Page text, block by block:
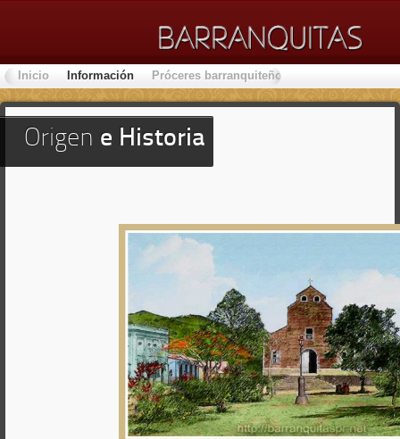
Inicio Información Próceres barranquiteños
Origen e Historia